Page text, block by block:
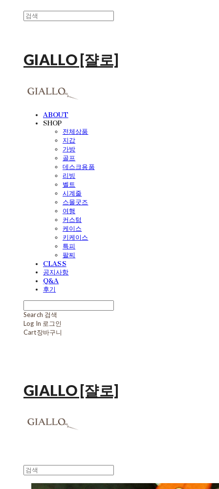
GIALLO [쟐로]
ABOUT
SHOP
전체상품
지갑
가방
골프
데스크용품
리빙
벨트
시계줄
스몰굿즈
여행
커스텀
케이스
키케이스
특피
팔찌
CLASS
공지사항
Q&A
후기
Search 검색
Log In 로그인
Cart장바구니
GIALLO [쟐로]